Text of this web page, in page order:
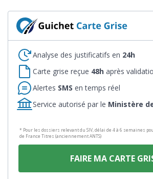
Analyse des justificatifs en 24h
Carte grise reçue 48h après
Alertes SMS en temps réel
Service autorisé par le Ministère
* Pour les dossiers relevant du SIV, délai de 4 à 6 semaines
de France Titres (anciennement ANTS)
FAIRE MA CARTE